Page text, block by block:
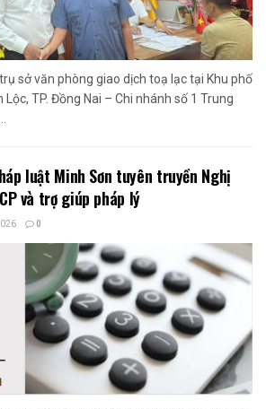
sở văn phòng giao dịch toạ lạc tại Khu phố
Lộc, TP. Đồng Nai – Chi nhánh số 1 Trung
luật Minh Sơn tuyên truyền Nghị
và trợ giúp pháp lý
0